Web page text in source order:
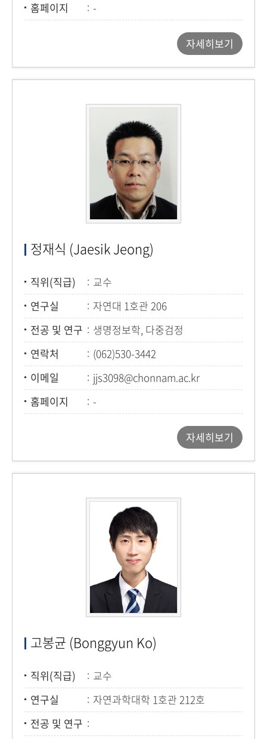
홈페이지
-
자세히보기
정재식 (Jaesik Jeong)
직위(직급)
교수
연구실
자연대 1호관 206
전공 및 연구
생명정보학, 다중검정
연락처
(062)530-3442
이메일
jjs3098@chonnam.ac.kr
홈페이지
-
자세히보기
고봉균 (Bonggyun Ko)
직위(직급)
교수
연구실
자연과학대학 1호관 212호
전공 및 연구